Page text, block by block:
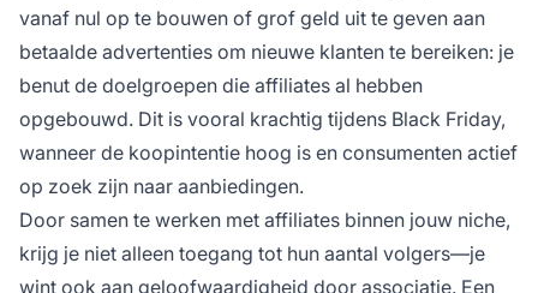
vanaf nul op te bouwen of grof geld uit te geven aan
betaalde advertenties om nieuwe klanten te bereiken: je
benut de doelgroepen die affiliates al hebben
opgebouwd. Dit is vooral krachtig tijdens Black Friday,
wanneer de koopintentie hoog is en consumenten actief
op zoek zijn naar aanbiedingen.
Door samen te werken met affiliates binnen jouw niche,
krijg je niet alleen toegang tot hun aantal volgers—je
wint ook aan geloofwaardigheid door associatie. Een